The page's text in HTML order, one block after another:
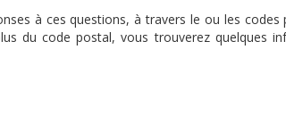
à ces questions, à travers le ou les
du code postal, vous trouverez quelques